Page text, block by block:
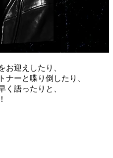
お迎えしたり、
ナーと喋り倒したり、
く語ったりと、